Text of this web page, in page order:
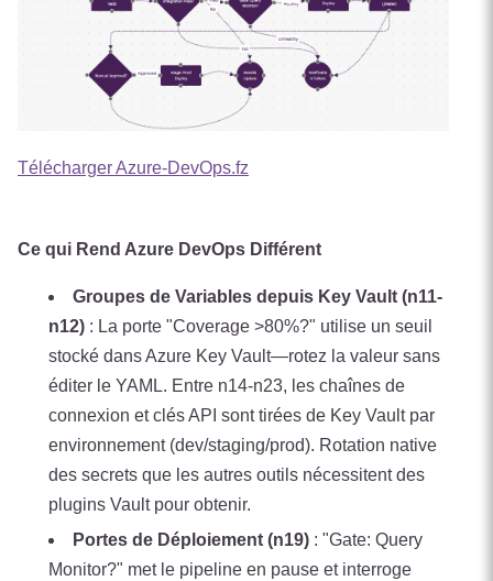
Télécharger Azure-DevOps.fz
Ce qui Rend Azure DevOps Différent
Groupes de Variables depuis Key Vault (n11-
n12) : La porte "Coverage >80%?" utilise un seuil
stocké dans Azure Key Vault—rotez la valeur sans
éditer le YAML. Entre n14-n23, les chaînes de
connexion et clés API sont tirées de Key Vault par
environnement (dev/staging/prod). Rotation native
des secrets que les autres outils nécessitent des
plugins Vault pour obtenir.
Portes de Déploiement (n19) : "Gate: Query
Monitor?" met le pipeline en pause et interroge